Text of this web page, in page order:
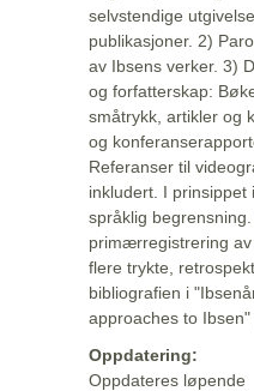
selvstendige
publikasjoner. 2)
av Ibsens verker. 3)
og forfatterskap:
småtrykk, artikler og
og
Referanser til
inkludert. I prinsippet
språklig
primærregistrering
flere trykte,
bibliografien i
approaches to
Oppdatering:
Oppdateres løpende